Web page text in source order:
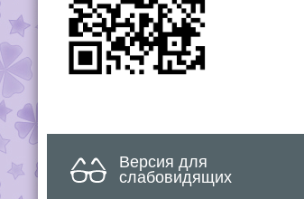
Версия для
слабовидящих